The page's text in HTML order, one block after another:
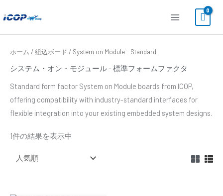
容
を
ホーム /組込ボード / System on Module - Standard
システム・オン・モジュール - 標準フォームファクタ
Standard form factor System on Module boards from ICOP,
offering compatibility with industry-standard interfaces for
flexible integration into your existing embedded system designs.
1件の結果を表示中